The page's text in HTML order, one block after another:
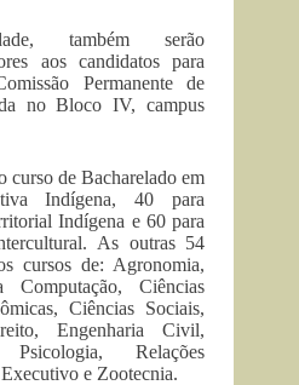
também serão
aos candidatos para
Permanente de
no Bloco IV, campus
curso de Bacharelado em
Indígena, 40 para
Indígena e 60 para
As outras 54
cursos de: Agronomia,
Ciências
Ciências Sociais,
Engenharia Civil,
Relações
e Zootecnia.